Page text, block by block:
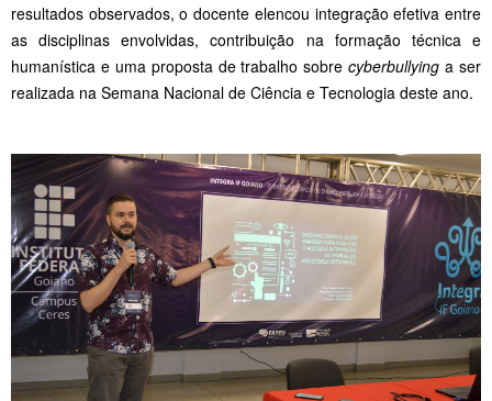
resultados observados, o docente elencou integração efetiva entre
as disciplinas envolvidas, contribuição na formação técnica e
humanística e uma proposta de trabalho sobrecyberbullying a ser
realizada na Semana Nacional de Ciência e Tecnologia deste ano.